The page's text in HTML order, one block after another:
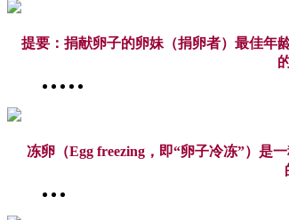
提要：捐献卵子的卵妹（捐卵者）最佳年
冻卵（Egg freezing，即“卵子冷冻”）是